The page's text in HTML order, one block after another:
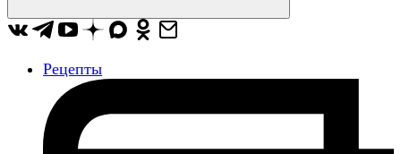
Рецепты